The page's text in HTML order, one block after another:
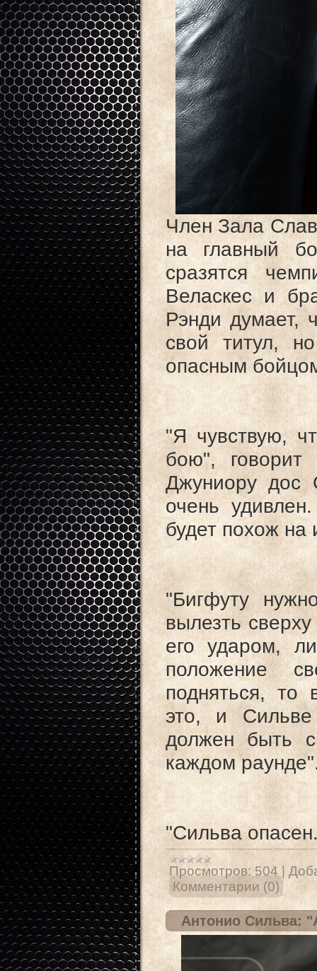
Член Зала
на главный
сразятся
Веласкес и
Рэнди думает,
свой титул,
опасным
"Я чувствую,
бою", говорит
Джуниору
очень
будет похож на
"Бигфуту
вылезть
его ударом,
положение
подняться, то
это, и
должен быть
каждом
"Сильва
Просмотров: 504
Комментарии (0)
Антонио Сильва: